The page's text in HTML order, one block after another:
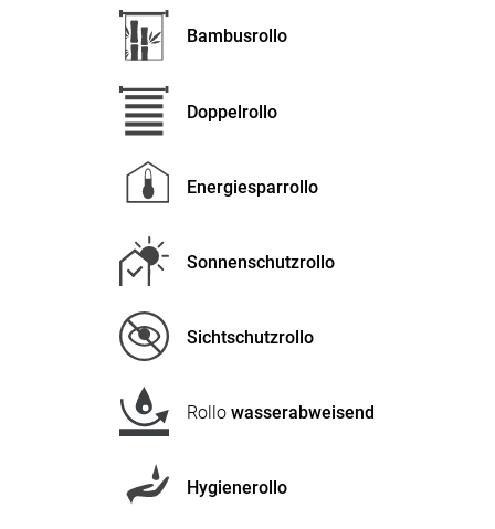
Bambusrollo
Doppelrollo
Energiesparrollo
Sonnenschutzrollo
Sichtschutzrollo
Rollo wasserabweisend
Hygienerollo